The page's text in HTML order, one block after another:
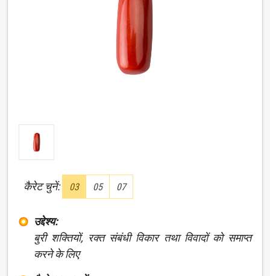
कैरेट चुनें: 03 05 07
उद्देश्य:
बुरी शक्तियों, रक्त संबंधी विकार तथा विवादों को समाप्त
करने के लिए